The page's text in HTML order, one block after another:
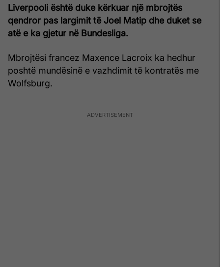
Liverpooli është duke kërkuar një mbrojtës
qendror pas largimit të Joel Matip dhe duket se
atë e ka gjetur në Bundesliga.
Mbrojtësi francez Maxence Lacroix ka hedhur
poshtë mundësinë e vazhdimit të kontratës me
Wolfsburg.